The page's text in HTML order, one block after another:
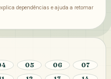
dependências e ajuda a retomar
05 06
07